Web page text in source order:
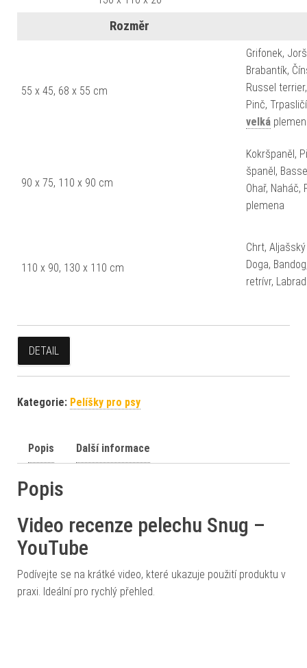
Rozměr
55 x 45, 68 x 55 cm
Grifonek,
Brabantík,
Russel
Pinč,
velká
90 x 75, 110 x 90 cm
Kokršpaněl,
španěl,
Ohař, Naháč,
plemena
110 x 90, 130 x 110 cm
Chrt,
Doga,
retrívr,
DETAIL
Kategorie: Pelíšky pro psy
Popis Další informace
Popis
Video recenze pelechu Snug –
YouTube
Podívejte se na krátké video, které ukazuje použití produktu v
praxi. Ideální pro rychlý přehled.